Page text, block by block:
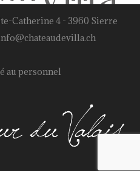
Catherine 4 - 3960 Sierre
au personnel